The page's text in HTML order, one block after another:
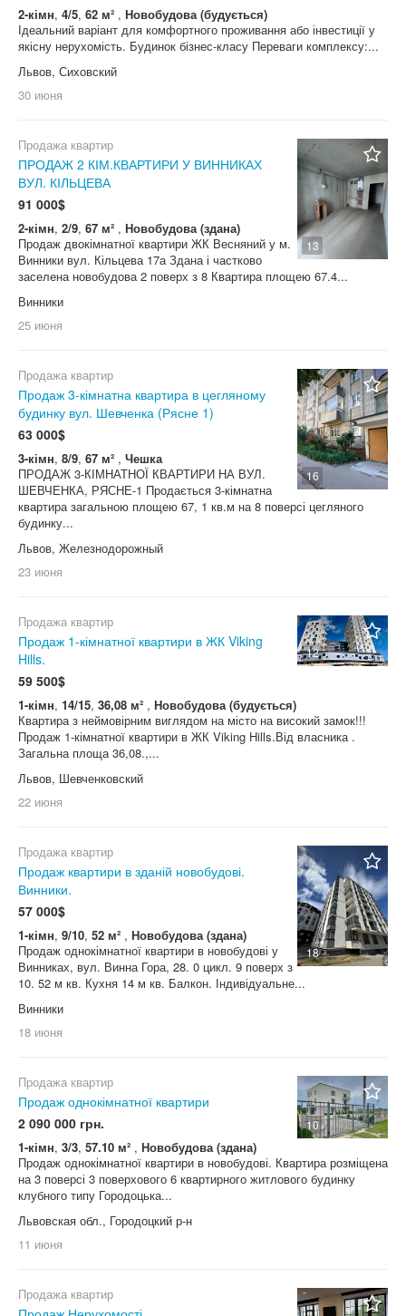
2-кімн, 4/5, 62 м² , Новобудова (будується)
Ідеальний варіант для комфортного проживання або інвестиції у
якісну нерухомість. Будинок бізнес-класу Переваги комплексу:...
Львов, Сиховский
30 июня
13
Продажа квартир
ПРОДАЖ 2 КІМ.КВАРТИРИ У ВИННИКАХ
ВУЛ. КІЛЬЦЕВА
91 000$
2-кімн, 2/9, 67 м² , Новобудова (здана)
Продаж двокімнатної квартири ЖК Весняний у м.
Винники вул. Кільцева 17а Здана і частково
заселена новобудова 2 поверх з 8 Квартира площею 67.4...
Винники
25 июня
16
Продажа квартир
Продаж 3-кімнатна квартира в цегляному
будинку вул. Шевченка (Рясне 1)
63 000$
3-кімн, 8/9, 67 м² , Чешка
ПРОДАЖ 3-КІМНАТНОЇ КВАРТИРИ НА ВУЛ.
ШЕВЧЕНКА, РЯСНЕ-1 Продається 3-кімнатна
квартира загальною площею 67, 1 кв.м на 8 поверсі цегляного
будинку...
Львов, Железнодорожный
23 июня
12
Продажа квартир
Продаж 1-кімнатної квартири в ЖК Viking
Hills.
59 500$
1-кімн, 14/15, 36,08 м² , Новобудова (будується)
Квартира з неймовірним виглядом на місто на високий замок!!!
Продаж 1-кімнатної квартири в ЖК Viking Hills.Від власника .
Загальна площа 36,08.,...
Львов, Шевченковский
22 июня
18
Продажа квартир
Продаж квартири в зданій новобудові.
Винники.
57 000$
1-кімн, 9/10, 52 м² , Новобудова (здана)
Продаж однокімнатної квартири в новобудові у
Винниках, вул. Винна Гора, 28. 0 цикл. 9 поверх з
10. 52 м кв. Кухня 14 м кв. Балкон. Індивідуальне...
Винники
18 июня
10
Продажа квартир
Продаж однокімнатної квартири
2 090 000 грн.
1-кімн, 3/3, 57.10 м² , Новобудова (здана)
Продаж однокімнатної квартири в новобудові. Квартира розміщена
на 3 поверсі 3 поверхового 6 квартирного житлового будинку
клубного типу Городоцька...
Львовская обл., Городоцкий р-н
11 июня
Продажа квартир